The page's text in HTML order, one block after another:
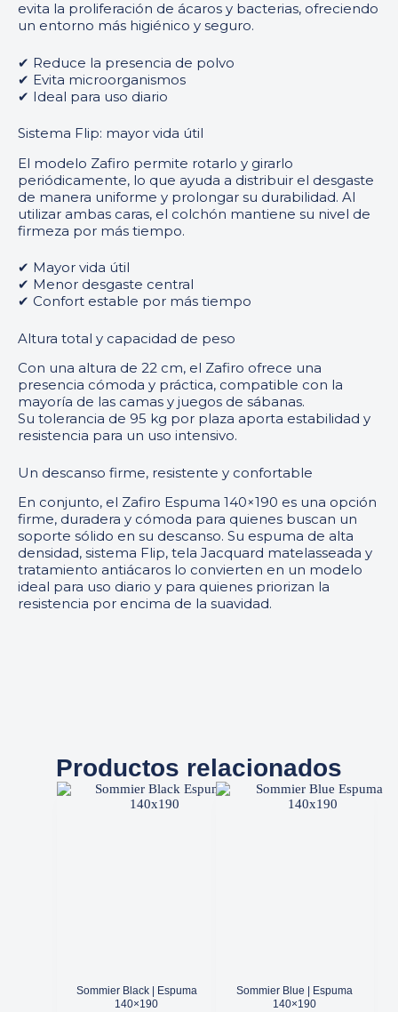
evita la proliferación de ácaros y bacterias, ofreciendo
un entorno más higiénico y seguro.
✔ Reduce la presencia de polvo
✔ Evita microorganismos
✔ Ideal para uso diario
Sistema Flip: mayor vida útil
El modelo Zafiro permite rotarlo y girarlo
periódicamente, lo que ayuda a distribuir el desgaste
de manera uniforme y prolongar su durabilidad. Al
utilizar ambas caras, el colchón mantiene su nivel de
firmeza por más tiempo.
✔ Mayor vida útil
✔ Menor desgaste central
✔ Confort estable por más tiempo
Altura total y capacidad de peso
Con una altura de 22 cm, el Zafiro ofrece una
presencia cómoda y práctica, compatible con la
mayoría de las camas y juegos de sábanas.
Su tolerancia de 95 kg por plaza aporta estabilidad y
resistencia para un uso intensivo.
Un descanso firme, resistente y confortable
En conjunto, el Zafiro Espuma 140×190 es una opción
firme, duradera y cómoda para quienes buscan un
soporte sólido en su descanso. Su espuma de alta
densidad, sistema Flip, tela Jacquard matelasseada y
tratamiento antiácaros lo convierten en un modelo
ideal para uso diario y para quienes priorizan la
resistencia por encima de la suavidad.
Productos relacionados
Sommier Black | Espuma
140×190
Sommier Blue | Espuma
140×190